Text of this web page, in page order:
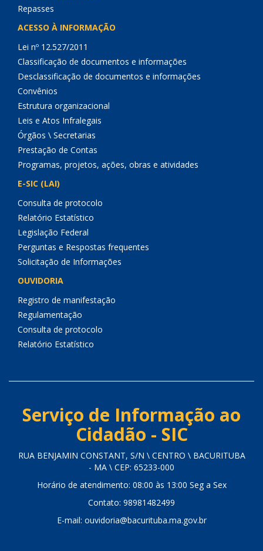
Repasses
ACESSO À INFORMAÇÃO
Lei nº 12.527/2011
Classificação de documentos e informações
Desclassificação de documentos e informações
Convênios
Estrutura organizacional
Leis e Atos Infralegais
Órgãos \ Secretarias
Prestação de Contas
Programas, projetos, ações, obras e atividades
E-SIC (LAI)
Consulta de protocolo
Relatório Estatístico
Legislação Federal
Perguntas e Respostas frequentes
Solicitação de Informações
OUVIDORIA
Registro de manifestação
Regulamentação
Consulta de protocolo
Relatório Estatístico
Serviço de Informação ao
Cidadão - SIC
RUA BENJAMIN CONSTANT, S/N \ CENTRO \ BACURITUBA
- MA \ CEP: 65233-000
Horário de atendimento: 08:00 às 13:00 Seg a Sex
Contato: 98981482499
E-mail: ouvidoria@bacurituba.ma.gov.br